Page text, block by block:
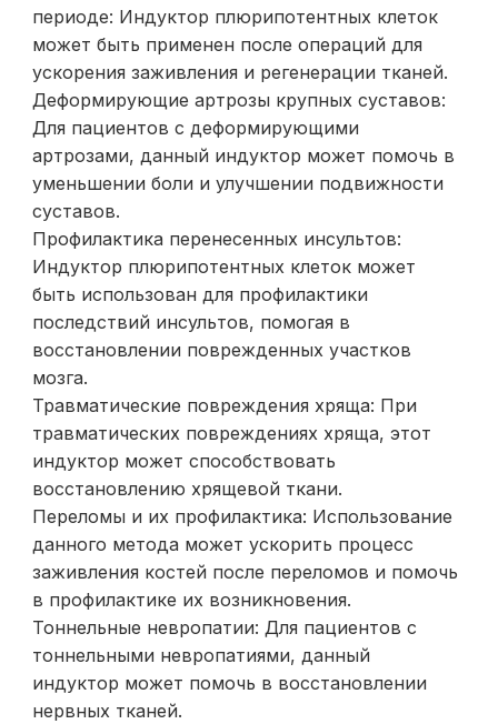
периоде: Индуктор плюрипотентных клеток
может быть применен после операций для
ускорения заживления и регенерации тканей.
Деформирующие артрозы крупных суставов:
Для пациентов с деформирующими
артрозами, данный индуктор может помочь в
уменьшении боли и улучшении подвижности
суставов.
Профилактика перенесенных инсультов:
Индуктор плюрипотентных клеток может
быть использован для профилактики
последствий инсультов, помогая в
восстановлении поврежденных участков
мозга.
Травматические повреждения хряща: При
травматических повреждениях хряща, этот
индуктор может способствовать
восстановлению хрящевой ткани.
Переломы и их профилактика: Использование
данного метода может ускорить процесс
заживления костей после переломов и помочь
в профилактике их возникновения.
Тоннельные невропатии: Для пациентов с
тоннельными невропатиями, данный
индуктор может помочь в восстановлении
нервных тканей.